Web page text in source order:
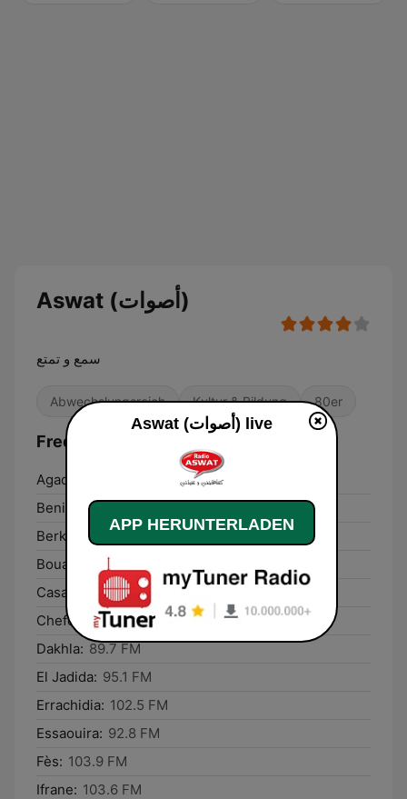
Aswat (أصوات)
سمع و تمتع
Abwechslungsreich Kultur & Bildung 80er
Agadir:
Beni Mellal: 94.0 FM
Berkane:
102.0 FM
Bouarfa:
89.1 FM
Casablanca: 104.3 FM
Chefchaouene: 105.9 FM
Dakhla: 89.7 FM
El Jadida: 95.1 FM
Errachidia: 102.5 FM
Essaouira: 92.8 FM
Fès: 103.9 FM
Ifrane: 103.6 FM
Aswat (أصوات) live
APP HERUNTERLADEN